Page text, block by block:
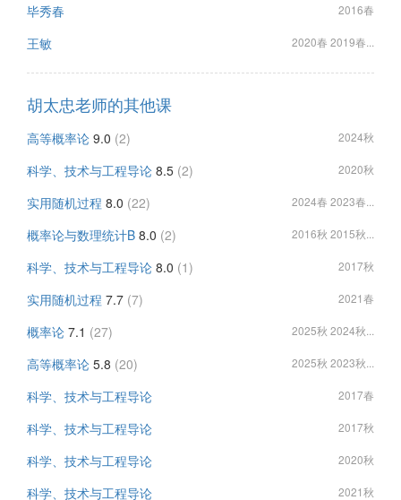
毕秀春 2016春
王敏 2020春 2019春...
胡太忠老师的其他课
高等概率论 9.0 (2) 2024秋
科学、技术与工程导论 8.5 (2) 2020秋
实用随机过程 8.0 (22) 2024春 2023春...
概率论与数理统计B 8.0 (2) 2016秋 2015秋...
科学、技术与工程导论 8.0 (1) 2017秋
实用随机过程 7.7 (7) 2021春
概率论 7.1 (27) 2025秋 2024秋...
高等概率论 5.8 (20) 2025秋 2023秋...
科学、技术与工程导论 2017春
科学、技术与工程导论 2017秋
科学、技术与工程导论 2020秋
科学、技术与工程导论 2021秋